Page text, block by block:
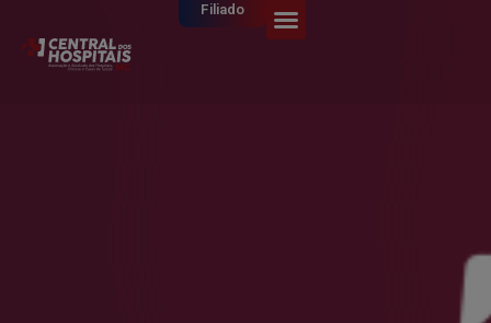
Filiado